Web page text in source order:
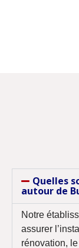
Quelles
autour de
Notre
assurer
rénovation,